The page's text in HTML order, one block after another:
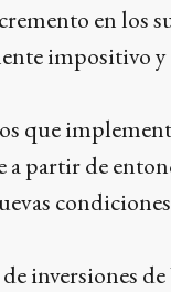
en los
impositivo y
que
a partir de
condiciones
inversiones de